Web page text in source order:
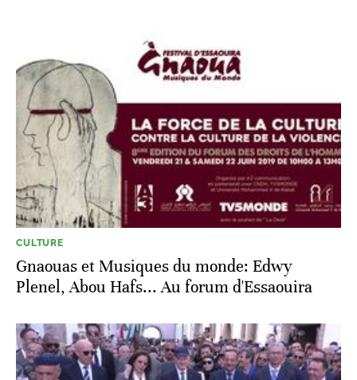
CULTURE
Gnaouas et Musiques du monde: Edwy
Plenel, Abou Hafs... Au forum d'Essaouira